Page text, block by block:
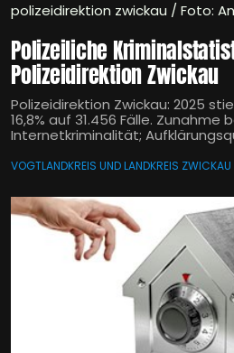
polizeidirektion zwickau / Foto:
Polizeiliche
Polizeidirektion Zwickau
Polizeidirektion Zwickau: 2025
16,8% auf 31.456 Fälle. Zunahme
Internetkriminalität;
VOGTLANDKREIS UND LANDKREIS ZWICKAU